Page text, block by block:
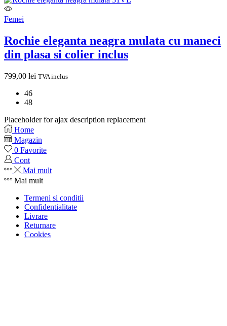
Femei
Rochie eleganta neagra mulata cu maneci
din plasa si colier inclus
799,00 lei TVA inclus
46
48
Placeholder for ajax description replacement
Home
Magazin
0 Favorite
Cont
Mai mult
Mai mult
Termeni si conditii
Confidentialitate
Livrare
Returnare
Cookies